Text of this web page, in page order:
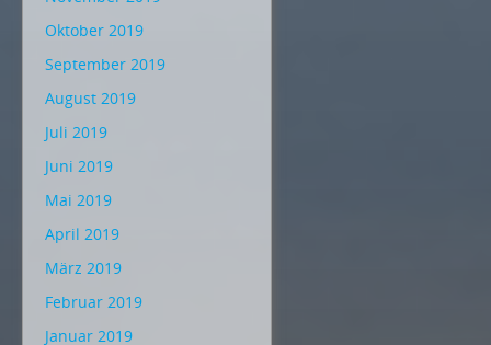
Oktober 2019
September 2019
August 2019
Juli 2019
Juni 2019
Mai 2019
April 2019
März 2019
Februar 2019
Januar 2019